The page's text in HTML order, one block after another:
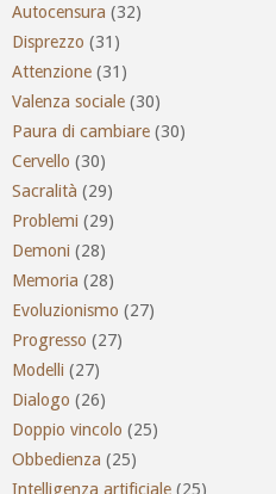
Autocensura (32)
Disprezzo (31)
Attenzione (31)
Valenza sociale (30)
Paura di cambiare (30)
Cervello (30)
Sacralità (29)
Problemi (29)
Demoni (28)
Memoria (28)
Evoluzionismo (27)
Progresso (27)
Modelli (27)
Dialogo (26)
Doppio vincolo (25)
Obbedienza (25)
Intelligenza artificiale (25)